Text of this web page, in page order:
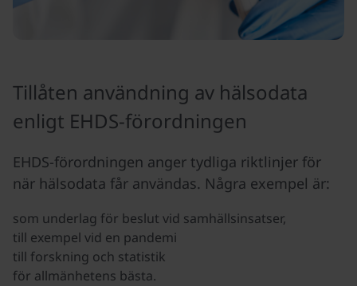
Tillåten användning av hälsodata
enligt EHDS-förordningen
EHDS-förordningen anger tydliga riktlinjer för
när hälsodata får användas. Några exempel är:
som underlag för beslut vid samhällsinsatser,
till exempel vid en pandemi
till forskning och statistik
för allmänhetens bästa.